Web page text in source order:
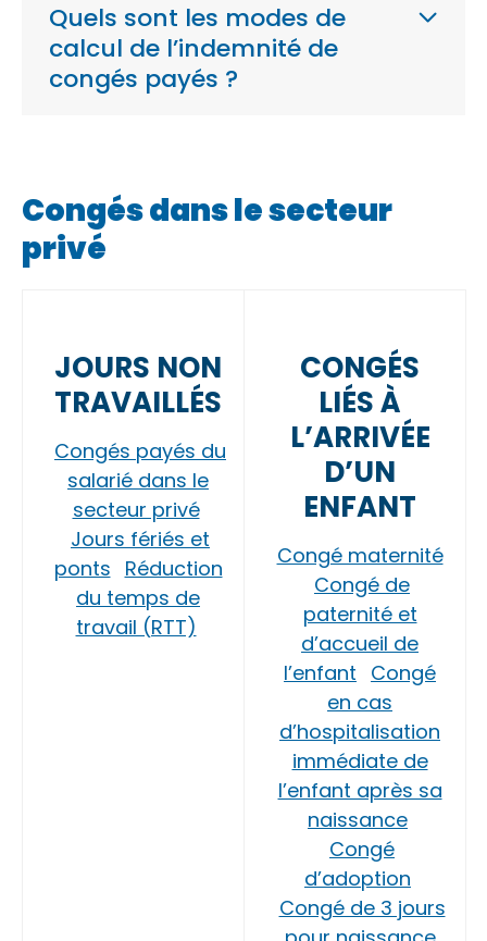
Quels sont les modes de
calcul de l’indemnité de
congés payés ?
Congés dans le secteur
privé
JOURS NON
TRAVAILLÉS
Congés payés du
salarié dans le
secteur privé
Jours fériés et
ponts Réduction
du temps de
travail (RTT)
CONGÉS
LIÉS À
L’ARRIVÉE
D’UN
ENFANT
Congé maternité
Congé de
paternité et
d’accueil de
l’enfant Congé
en cas
d’hospitalisation
immédiate de
l’enfant après sa
naissance
Congé
d’adoption
Congé de 3 jours